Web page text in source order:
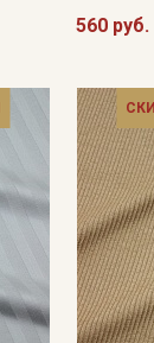
560 руб.